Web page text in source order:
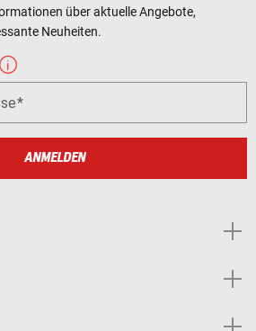
über aktuelle Angebote,
Neuheiten.
ANMELDEN